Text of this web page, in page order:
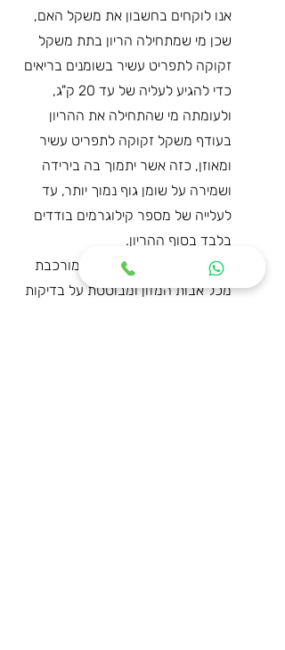
אנו לוקחים בחשבון את משקל האם,
שכן מי שמתחילה הריון בתת משקל
זקוקה לתפריט עשיר בשומנים בריאים
כדי להגיע לעליה של עד 20 ק"ג,
ולעומתה מי שהתחילה את ההריון
בעודף משקל זקוקה לתפריט עשיר
ומאוזן, כזה אשר יתמוך בה בירידה
ושמירה על שומן גוף נמוך יותר, עד
לעלייה של מספר קילוגרמים בודדים
בלבד בסוף ההריון.
דיאטה בהריון צריכה להיות מורכבת
מכל אבות המזון ומבוססת על בדיקות